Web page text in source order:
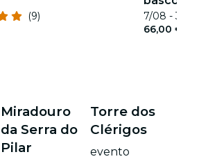
(9)
7/08 - 30/11
66,00 €
Miradouro
da Serra do
Pilar
Torre dos
Clérigos
evento